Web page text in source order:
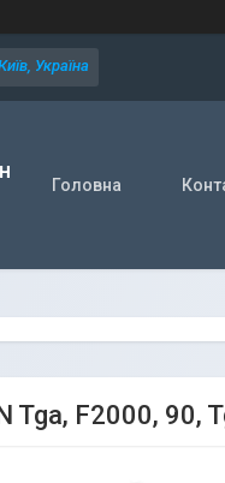
Україна
Головна
Tga, F2000, 90,